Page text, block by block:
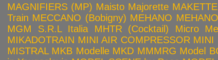
MAGNIFIERS (MP) Maisto Majorette MAKETTE
Train MECCANO (Bobigny) MEHANO
MGM S.R.L Italia
MHTR (Cocktail)
Micro
MIKADOTRAIN MINI AIR COMPRESSOR MINI
MISTRAL MKB Modelle MKD MMMRG Model